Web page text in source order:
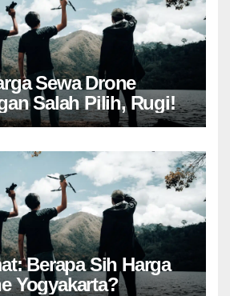
Sewa Drone
Salah Pilih, Rugi!
Berapa Sih Harga
Yogyakarta?